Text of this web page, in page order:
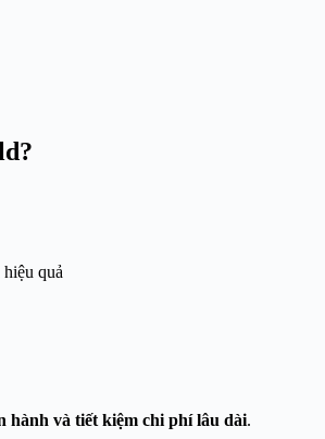
quả
hành và tiết kiệm chi phí lâu dài.